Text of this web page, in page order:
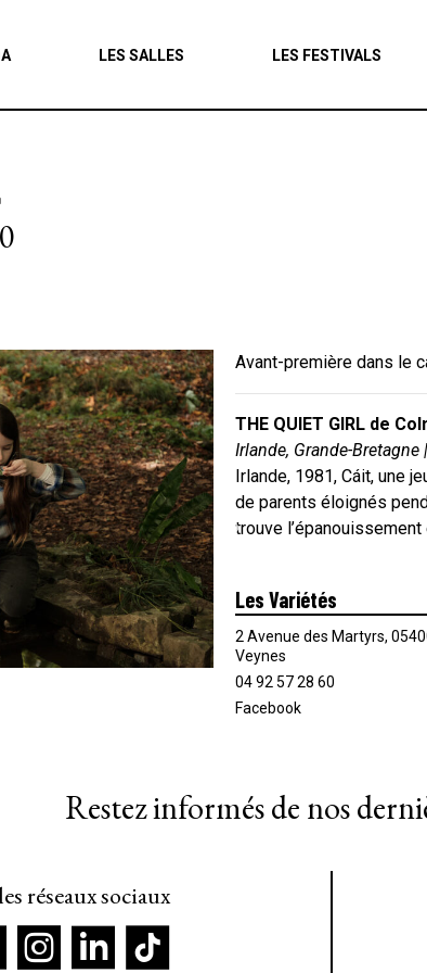
LES SALLES LES FESTIVALS
Avant-première dans le
THE QUIET GIRL de
Irlande, Grande-
Irlande, 1981, Cáit, une
de parents éloignés
trouve
Les Variétés
2 Avenue des Martyrs,
Veynes
04 92 57 28 60
Facebook
Restez informés de nos
réseaux sociaux